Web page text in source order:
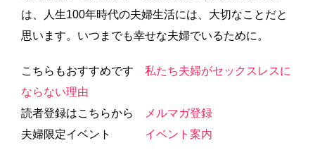
は、人生100年時代の夫婦生活には、大切なことだと
思います。いつまでも幸せな夫婦でいるために。
こちらもおすすめです 私たち夫婦がセックスレスに
ならない理由
読者登録はこちらから
メルマガ登録
夫婦限定イベント イベント案内